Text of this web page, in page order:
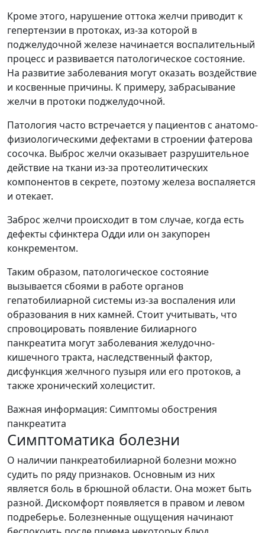
Кроме этого, нарушение оттока желчи приводит к
гепертензии в протоках, из-за которой в
поджелудочной железе начинается воспалительный
процесс и развивается патологическое состояние.
На развитие заболевания могут оказать воздействие
и косвенные причины. К примеру, забрасывание
желчи в протоки поджелудочной.
Патология часто встречается у пациентов с анатомо-
физиологическими дефектами в строении фатерова
сосочка. Выброс желчи оказывает разрушительное
действие на ткани из-за протеолитических
компонентов в секрете, поэтому железа воспаляется
и отекает.
Заброс желчи происходит в том случае, когда есть
дефекты сфинктера Одди или он закупорен
конкрементом.
Таким образом, патологическое состояние
вызывается сбоями в работе органов
гепатобилиарной системы из-за воспаления или
образования в них камней. Стоит учитывать, что
спровоцировать появление билиарного
панкреатита могут заболевания желудочно-
кишечного тракта, наследственный фактор,
дисфункция желчного пузыря или его протоков, а
также хронический холецистит.
Важная информация: Симптомы обострения
панкреатита
Симптоматика болезни
О наличии панкреатобилиарной болезни можно
судить по ряду признаков. Основным из них
является боль в брюшной области. Она может быть
разной. Дискомфорт появляется в правом и левом
подреберье. Болезненные ощущения начинают